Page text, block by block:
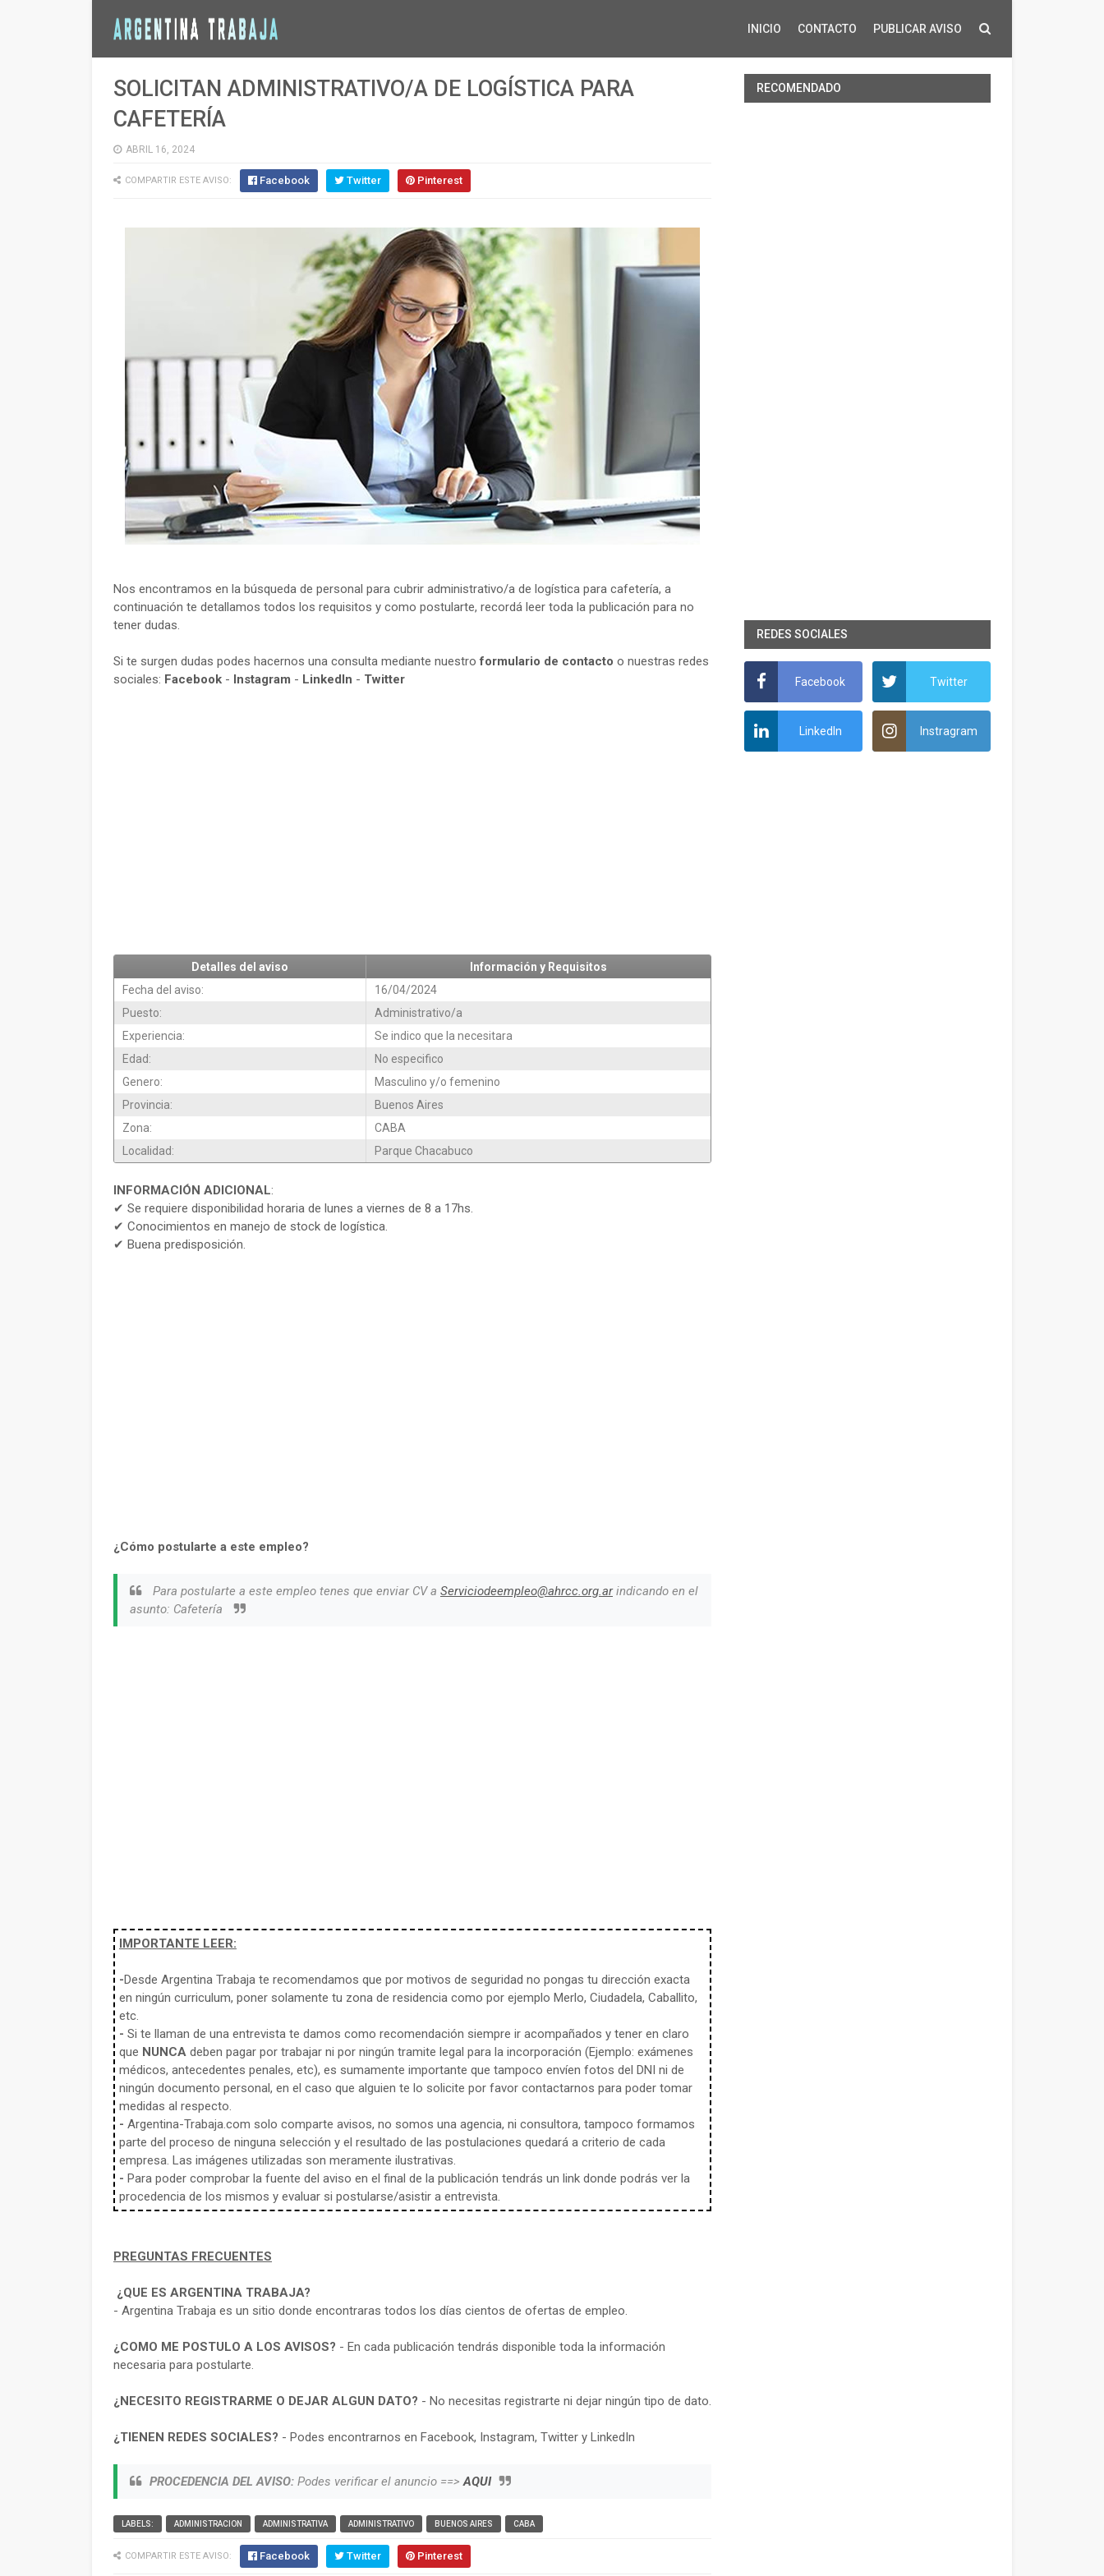
INICIO CONTACTO PUBLICAR AVISO
SOLICITAN ADMINISTRATIVO/A DE LOGÍSTICA PARA
CAFETERÍA
ABRIL 16, 2024
COMPARTIR ESTE AVISO: Facebook Twitter Pinterest
Nos encontramos en la búsqueda de personal para cubrir administrativo/a de logística para cafetería, a
continuación te detallamos todos los requisitos y como postularte, recordá leer toda la publicación para no
tener dudas.
Si te surgen dudas podes hacernos una consulta mediante nuestroformulario de contacto o nuestras redes
sociales: Facebook - Instagram - LinkedIn - Twitter
Detalles del aviso
Información y Requisitos
Fecha del aviso:
16/04/2024
Puesto:
Administrativo/a
Experiencia:
Se indico que la necesitara
Edad:
No especifico
Genero:
Masculino y/o femenino
Provincia:
Buenos Aires
Zona:
CABA
Localidad:
Parque Chacabuco
INFORMACIÓN ADICIONAL:
✔ Se requiere disponibilidad horaria de lunes a viernes de 8 a 17hs.
✔ Conocimientos en manejo de stock de logística.
✔ Buena predisposición.
¿Cómo postularte a este empleo?
Para postularte a este empleo tenes que enviar CV a Serviciodeempleo@ahrcc.org.arindicando en el
asunto: Cafetería
IMPORTANTE LEER:
-Desde Argentina Trabaja te recomendamos que por motivos de seguridad no pongas tu dirección exacta
en ningún curriculum, poner solamente tu zona de residencia como por ejemplo Merlo, Ciudadela, Caballito,
etc.
- Si te llaman de una entrevista te damos como recomendación siempre ir acompañados y tener en claro
que NUNCA deben pagar por trabajar ni por ningún tramite legal para la incorporación (Ejemplo: exámenes
médicos, antecedentes penales, etc), es sumamente importante que tampoco envíen fotos del DNI ni de
ningún documento personal, en el caso que alguien te lo solicite por favor contactarnos para poder tomar
medidas al respecto.
- Argentina-Trabaja.com solo comparte avisos, no somos una agencia, ni consultora, tampoco formamos
parte del proceso de ninguna selección y el resultado de las postulaciones quedará a criterio de cada
empresa. Las imágenes utilizadas son meramente ilustrativas.
- Para poder comprobar la fuente del aviso en el final de la publicación tendrás un link donde podrás ver la
procedencia de los mismos y evaluar si postularse/asistir a entrevista.
PREGUNTAS FRECUENTES
¿QUE ES ARGENTINA TRABAJA?
- Argentina Trabaja es un sitio donde encontraras todos los días cientos de ofertas de empleo.
¿COMO ME POSTULO A LOS AVISOS? - En cada publicación tendrás disponible toda la información
necesaria para postularte.
¿NECESITO REGISTRARME O DEJAR ALGUN DATO? - No necesitas registrarte ni dejar ningún tipo de dato.
¿TIENEN REDES SOCIALES? - Podes encontrarnos en Facebook, Instagram, Twitter y LinkedIn
PROCEDENCIA DEL AVISO: Podes verificar el anuncio ==>AQUI
LABELS: ADMINISTRACION ADMINISTRATIVA ADMINISTRATIVO BUENOS AIRES CABA
COMPARTIR ESTE AVISO: Facebook Twitter Pinterest
RECOMENDADO
REDES SOCIALES
Facebook Twitter
LinkedIn Instragram